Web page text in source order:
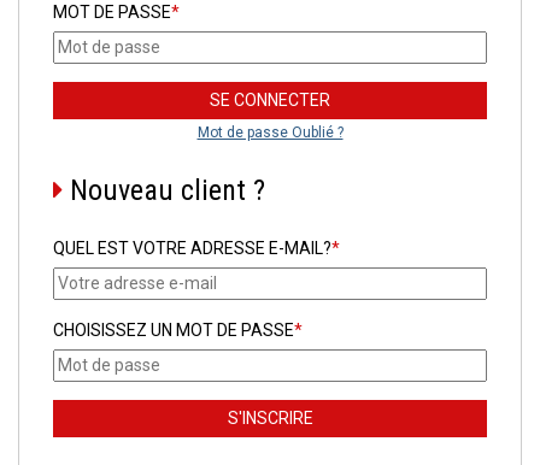
MOT DE PASSE*
Mot de passe Oublié ?
Nouveau client ?
QUEL EST VOTRE ADRESSE E-MAIL?*
CHOISISSEZ UN MOT DE PASSE*